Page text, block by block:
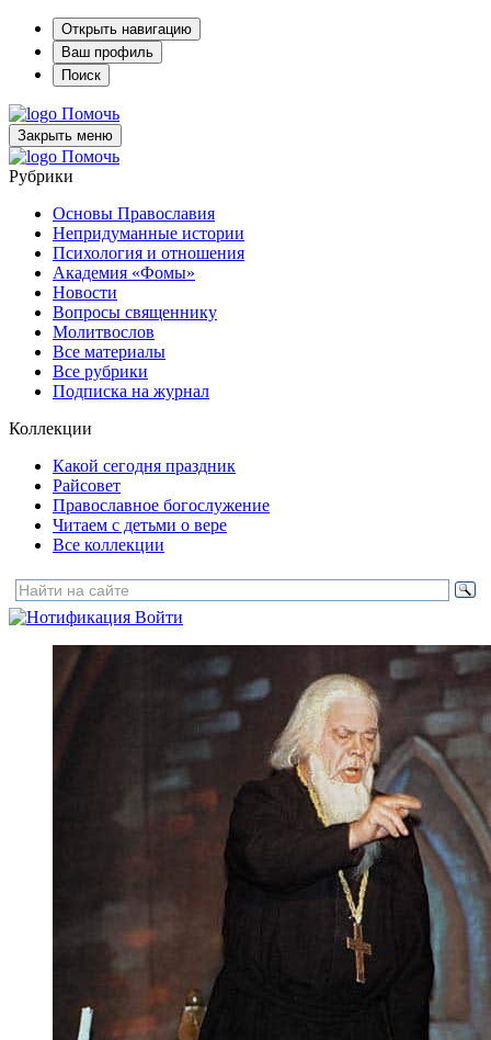
Открыть навигацию
Ваш профиль
Поиск
Помочь
Закрыть меню
Помочь
Рубрики
Основы Православия
Непридуманные истории
Психология и отношения
Академия «Фомы»
Новости
Вопросы священнику
Молитвослов
Все материалы
Все рубрики
Подписка на журнал
Коллекции
Какой сегодня праздник
Райсовет
Православное богослужение
Читаем с детьми о вере
Все коллекции
Войти